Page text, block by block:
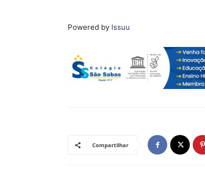
Powered by Issuu
Compartilhar